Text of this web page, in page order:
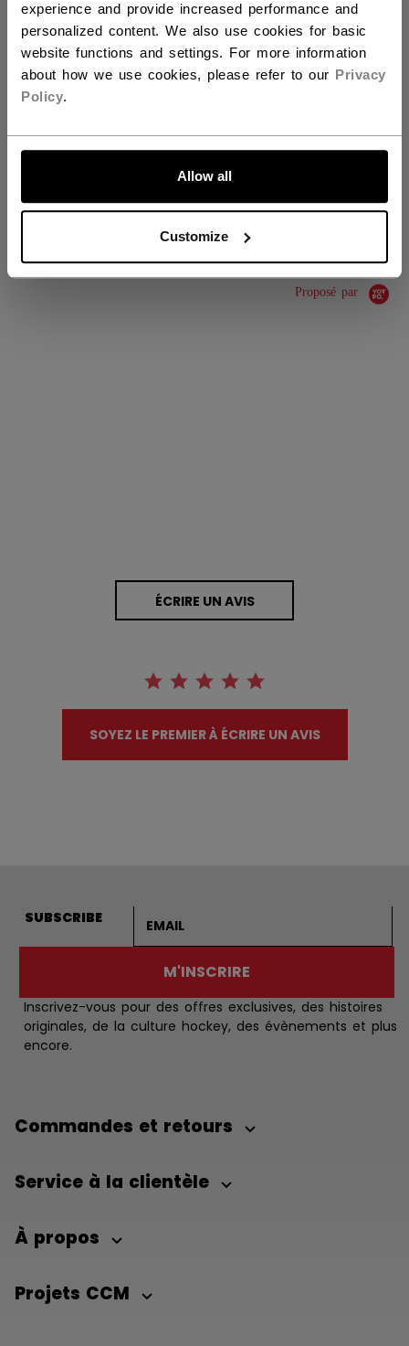
experience and provide increased performance and
personalized content. We also use cookies for basic
website functions and settings. For more information
about how we use cookies, please refer to our Privacy
Policy.
Allow all
Customize
ALLONS-Y !
CARACTÉRISTIQUES
IDENTIFICATION
OSS64B-AD
GROUPE D'ÂGE
COLLECTION
SS1
ÉVALUATIONS
Proposé par
ÉCRIRE UN AVIS
SOYEZ LE PREMIER À ÉCRIRE UN AVIS
SUBSCRIBE
M'INSCRIRE
Inscrivez-vous pour des offres exclusives, des histoires
originales, de la culture hockey, des évènements et plus
encore.
Commandes et retours
Service à la clientèle
À propos
Projets CCM